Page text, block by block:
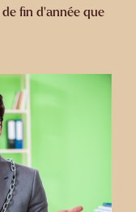
fin d’année que